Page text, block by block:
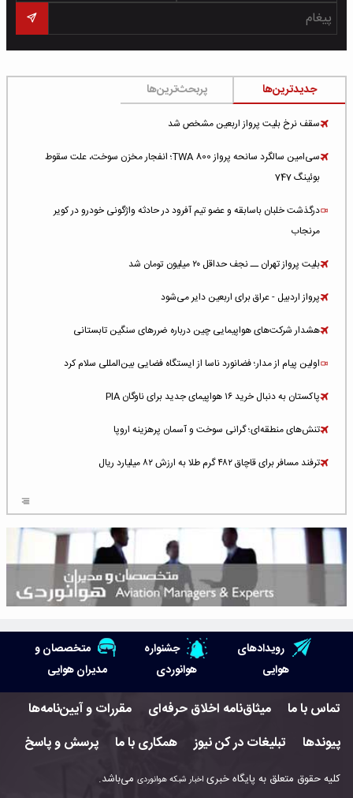
جدیدترین‌ها پربحث‌ترین‌ها
سقف نرخ بلیت پرواز اربعین مشخص شد
سی‌امین سالگرد سانحه پرواز TWA 800؛ انفجار مخزن سوخت، علت سقوط
بوئینگ 747
درگذشت خلبان باسابقه و عضو تیم آفرود در حادثه واژگونی خودرو در کویر
مرنجاب
بلیت پرواز تهران ــ نجف حداقل ۲۰ میلیون تومان شد
پرواز اردبیل - عراق برای اربعین دایر می‌شود
هشدار شرکت‌های هواپیمایی چین درباره ضررهای سنگین تابستانی
اولین پیام از مدار؛ فضانورد ناسا از ایستگاه فضایی بین‌المللی سلام کرد
پاکستان به دنبال خرید ۱۶ هواپیمای جدید برای ناوگان PIA
تنش‌های منطقه‌ای؛ گرانی سوخت و آسمان پرهزینه اروپا
ترفند مسافر برای قاچاق ۴۸۲ گرم طلا به ارزش ۸۲ میلیارد ریال
شلوغ‌ترین فرودگاه‌های اروپا در ۲۰۲۵: لندن، استانبول و پاریس
پخش زنده پرواز سیزدهم موشک استارشیپ اسپیس‌ایکس [جمعه ساعت ۰۱:۴۵]
هوش مصنوعی وارد تعمیر و بازرسی موتورهای هواپیما شد
حمله هوایی به تأسیسات فرودگاه سمنان
استخدام در صنعت هوانوردی کانادا با آموزش رایگان و حقوق ۱۲۷ هزار دلاری
رویدادهای
هوایی
جشنواره
هوانوردی
متخصصان و
مدیران هوایی
تماس با ما میثاق‌نامه اخلاق حرفه‌ای
مقررات و آیین‌نامه‌ها
پیوندها
تبلیغات در کن نیوز همکاری با ما پرسش و پاسخ
کلیه حقوق متعلق به پایگاه خبری اخبار شبکه هوانوردی می‌باشد.